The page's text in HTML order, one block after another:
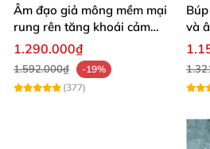
Âm đạo giả mông mềm mại
rung rên tăng khoái cảm
thủ dâm dễ dàng thoải mái
1.290.000₫
1.592.000₫
-19%
(377)
và